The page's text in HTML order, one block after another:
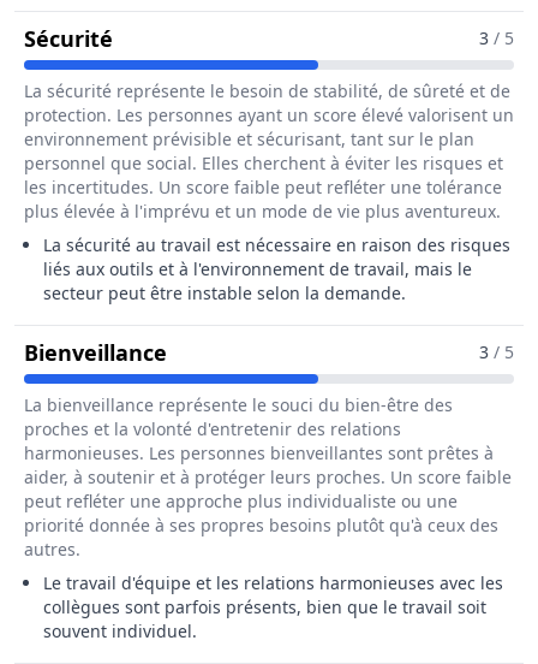
Sécurité Pour Le Métier De Sertisseur / 3 / 5
La sécurité représente le besoin de stabilité, de sûreté et de
protection. Les personnes ayant un score élevé valorisent un
environnement prévisible et sécurisant, tant sur le plan
personnel que social. Elles cherchent à éviter les risques et
les incertitudes. Un score faible peut refléter une tolérance
plus élevée à l'imprévu et un mode de vie plus aventureux.
La sécurité au travail est nécessaire en raison des risques
liés aux outils et à l'environnement de travail, mais le
secteur peut être instable selon la demande.
Bienveillance Pour Le Métier De Sertisseur /
3 / 5
La bienveillance représente le souci du bien-être des
proches et la volonté d'entretenir des relations
harmonieuses. Les personnes bienveillantes sont prêtes à
aider, à soutenir et à protéger leurs proches. Un score faible
peut refléter une approche plus individualiste ou une
priorité donnée à ses propres besoins plutôt qu'à ceux des
autres.
Le travail d'équipe et les relations harmonieuses avec les
collègues sont parfois présents, bien que le travail soit
souvent individuel.